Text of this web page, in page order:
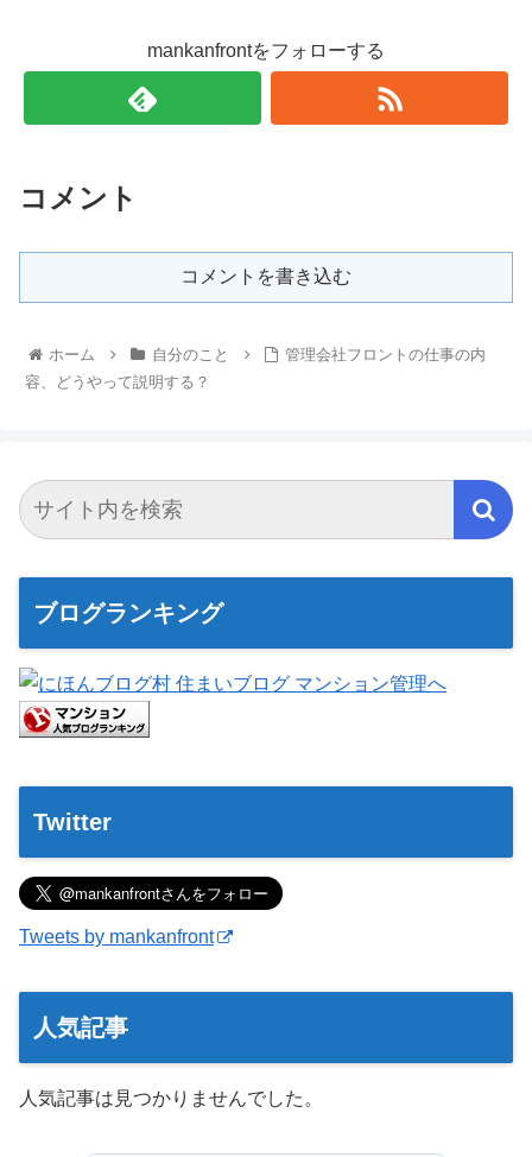
mankanfrontをフォローする
コメント
コメントを書き込む
ホーム 自分のこと
管理会社フロントの仕事の内
容、どうやって説明する？
ブログランキング
Twitter
Tweets by mankanfront
人気記事
人気記事は見つかりませんでした。